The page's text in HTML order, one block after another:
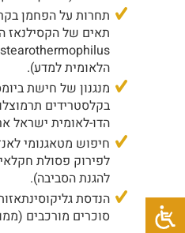
תחרות על הפחמן
הלאומית למדע).
מנגנון של חישת
בקלסטרידים
הדו-לאומית ישראל
חיפוש מטאגנומי
לפירוק פסולת
להגנת הסביבה).
הנדסת
סוכרים מורכבים